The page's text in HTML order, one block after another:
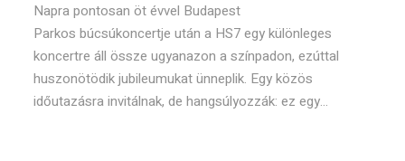
Napra pontosan öt évvel Budapest
Parkos búcsúkoncertje után a HS7 egy különleges
koncertre áll össze ugyanazon a színpadon, ezúttal
huszonötödik jubileumukat ünneplik. Egy közös
időutazásra invitálnak, de hangsúlyozzák: ez egy...